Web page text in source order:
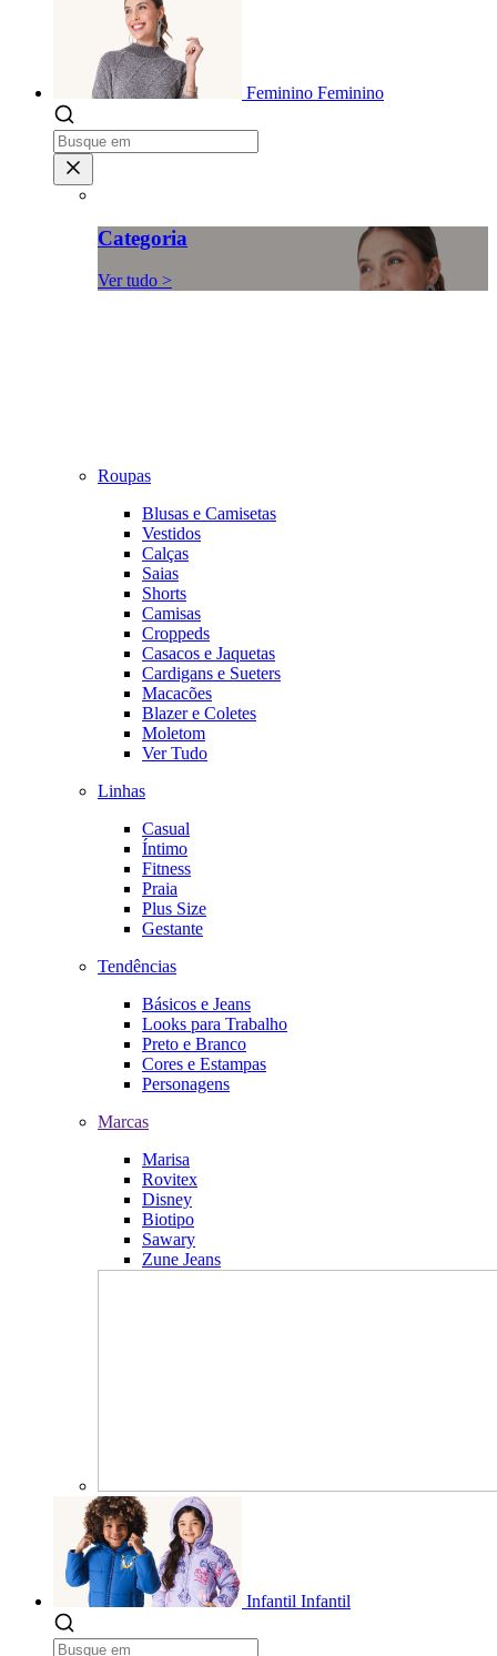
Feminino Feminino
Categoria
Ver tudo >
Roupas
Blusas e Camisetas
Vestidos
Calças
Saias
Shorts
Camisas
Croppeds
Casacos e Jaquetas
Cardigans e Sueters
Macacões
Blazer e Coletes
Moletom
Ver Tudo
Linhas
Casual
Íntimo
Fitness
Praia
Plus Size
Gestante
Tendências
Básicos e Jeans
Looks para Trabalho
Preto e Branco
Cores e Estampas
Personagens
Marcas
Marisa
Rovitex
Disney
Biotipo
Sawary
Zune Jeans
Infantil Infantil